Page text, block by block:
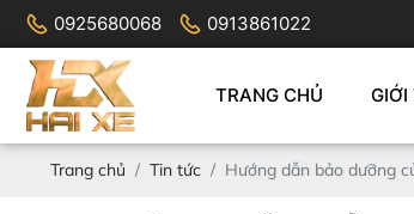
0925680068 0913861022
TRANG CHỦ GIỚI
Trang chủ Tin tức Hướng dẫn bảo dưỡng